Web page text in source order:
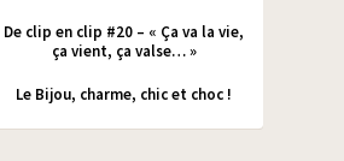
De clip en clip #20 – « Ça va la vie,
ça vient, ça valse… »
Le Bijou, charme, chic et choc !